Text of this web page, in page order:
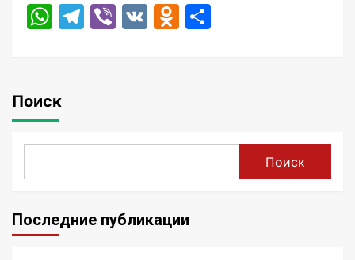
WhatsApp
Telegram
Viber
VK Odnoklassniki
Поиск
Поиск
Последние публикации